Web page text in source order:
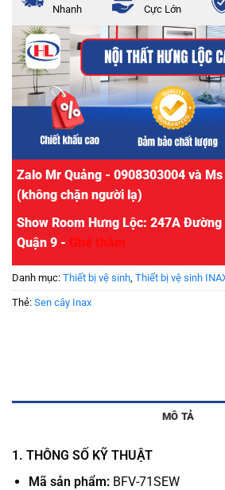
Nhanh
Cực Lớn
Zalo Mr Quảng - 0908303004 và
(không chặn người lạ)
Show Room Hưng Lộc: 247A
Quận 9 - Ghé thăm
Danh mục: Thiết bị vệ sinh Thiết bị vệ sinh
Thẻ: Sen cây Inax
MÔ TẢ
1. THÔNG SỐ KỸ THUẬT
Mã sản phẩm:BFV-71SEW